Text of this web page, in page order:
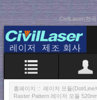
CivilLaser(한
홈페이지 :: 레이저 모듈(Dot/
Raster Pattern 레이저 모듈